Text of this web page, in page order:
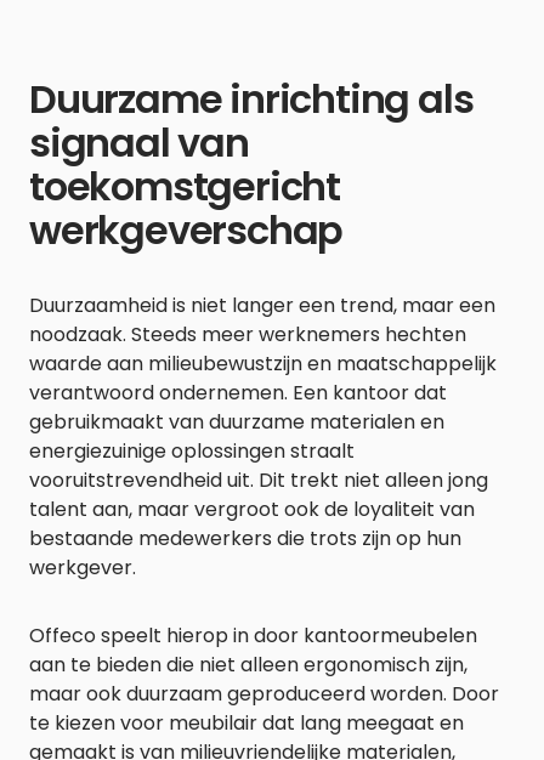
Duurzame inrichting als
signaal van
toekomstgericht
werkgeverschap
Duurzaamheid is niet langer een trend, maar een
noodzaak. Steeds meer werknemers hechten
waarde aan milieubewustzijn en maatschappelijk
verantwoord ondernemen. Een kantoor dat
gebruikmaakt van duurzame materialen en
energiezuinige oplossingen straalt
vooruitstrevendheid uit. Dit trekt niet alleen jong
talent aan, maar vergroot ook de loyaliteit van
bestaande medewerkers die trots zijn op hun
werkgever.
Offeco speelt hierop in door kantoormeubelen
aan te bieden die niet alleen ergonomisch zijn,
maar ook duurzaam geproduceerd worden. Door
te kiezen voor meubilair dat lang meegaat en
gemaakt is van milieuvriendelijke materialen,